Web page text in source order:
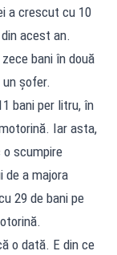
a crescut cu 10
acest an.
bani în două
un șofer.
bani per litru, în
Iar asta,
o scumpire
de a majora
29 de bani pe
o dată. E din ce